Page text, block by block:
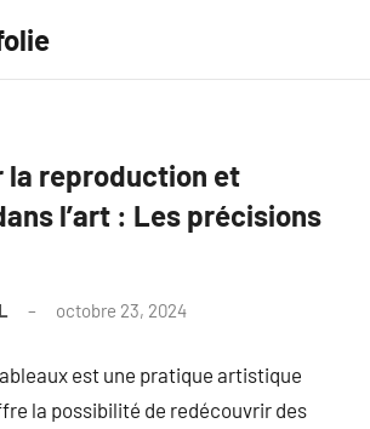
la reproduction et
l’art : Les précisions
octobre 23, 2024
est une pratique artistique
la possibilité de redécouvrir des